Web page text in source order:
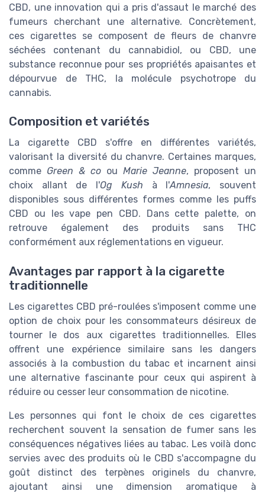
CBD, une innovation qui a pris d'assaut le marché des
fumeurs cherchant une alternative. Concrètement,
ces cigarettes se composent de fleurs de chanvre
séchées contenant du cannabidiol, ou CBD, une
substance reconnue pour ses propriétés apaisantes et
dépourvue de THC, la molécule psychotrope du
cannabis.
Composition et variétés
La cigarette CBD s'offre en différentes variétés,
valorisant la diversité du chanvre. Certaines marques,
comme Green & co ou Marie Jeanne, proposent un
choix allant de l'Og Kush à l'Amnesia, souvent
disponibles sous différentes formes comme les puffs
CBD ou les vape pen CBD. Dans cette palette, on
retrouve également des produits sans THC
conformément aux réglementations en vigueur.
Avantages par rapport à la cigarette
traditionnelle
Les cigarettes CBD pré-roulées s'imposent comme une
option de choix pour les consommateurs désireux de
tourner le dos aux cigarettes traditionnelles. Elles
offrent une expérience similaire sans les dangers
associés à la combustion du tabac et incarnent ainsi
une alternative fascinante pour ceux qui aspirent à
réduire ou cesser leur consommation de nicotine.
Les personnes qui font le choix de ces cigarettes
recherchent souvent la sensation de fumer sans les
conséquences négatives liées au tabac. Les voilà donc
servies avec des produits où le CBD s'accompagne du
goût distinct des terpènes originels du chanvre,
ajoutant ainsi une dimension aromatique à